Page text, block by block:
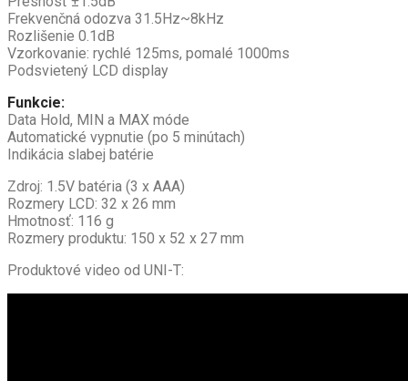
Frekvenčná odozva 31.5Hz~8kHz
Rozlišenie 0.1dB
Vzorkovanie: rychlé 125ms, pomalé 1000ms
Podsvietený LCD display
Funkcie:
Data Hold, MIN a MAX móde
Automatické vypnutie (po 5 minútach)
Indikácia slabej batérie
Zdroj: 1.5V batéria (3 x AAA)
Rozmery LCD: 32 x 26 mm
Hmotnosť: 116 g
Rozmery produktu: 150 x 52 x 27 mm
Produktové video od UNI-T: